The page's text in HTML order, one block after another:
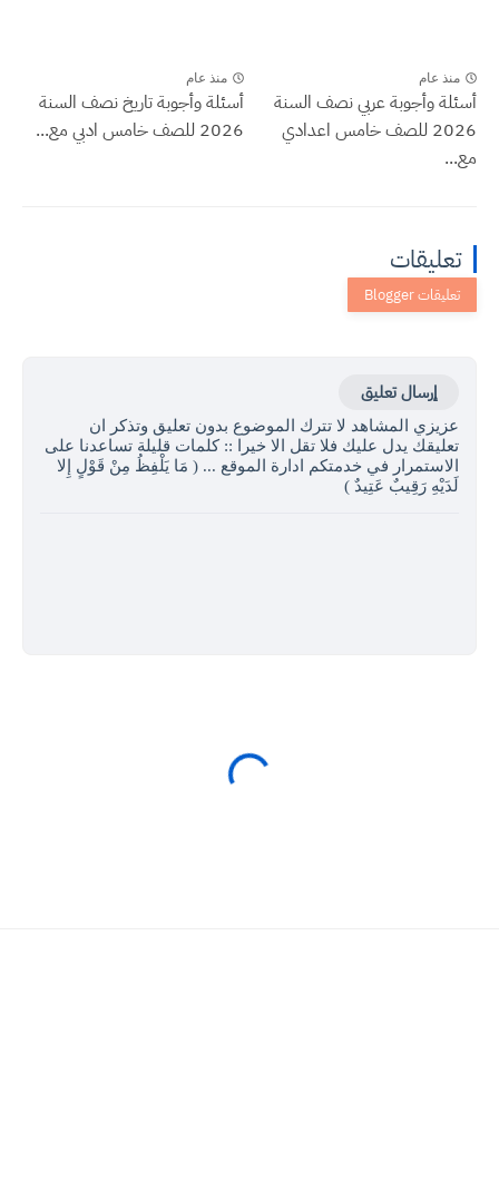
منذ عام
أسئلة وأجوبة عربي نصف السنة
2026 للصف خامس اعدادي
مع...
منذ عام
أسئلة وأجوبة تاريخ نصف السنة
2026 للصف خامس ادبي مع...
تعليقات
إرسال تعليق
عزيزي المشاهد لا تترك الموضوع بدون تعليق وتذكر ان
تعليقك يدل عليك فلا تقل الا خيرا :: كلمات قليلة تساعدنا على
الاستمرار في خدمتكم ادارة الموقع ... ( مَا يَلْفِظُ مِنْ قَوْلٍ إِلا
لَدَيْهِ رَقِيبٌ عَتِيدٌ )